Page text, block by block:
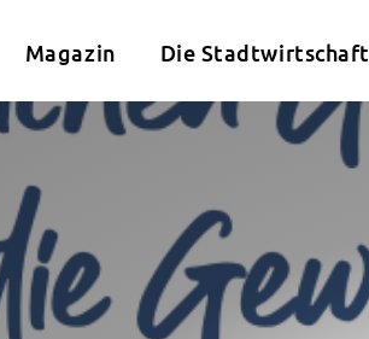
Magazin Die Stadtwirtschaft